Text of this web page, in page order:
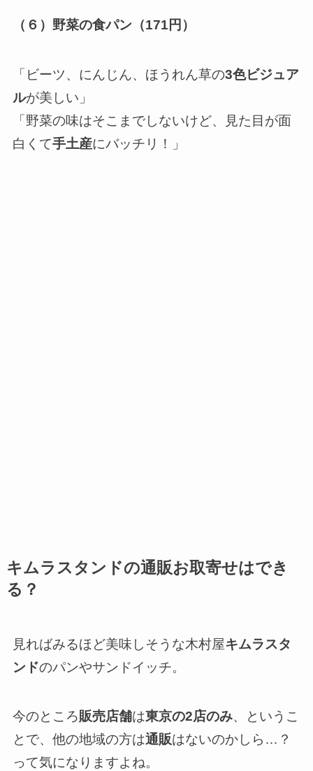
（６）野菜の食パン（171円）
「ビーツ、にんじん、ほうれん草の3色ビジュア
ルが美しい」
「野菜の味はそこまでしないけど、見た目が面
白くて手土産にバッチリ！」
キムラスタンドの通販お取寄せはでき
る？
見ればみるほど美味しそうな木村屋キムラスタ
ンドのパンやサンドイッチ。
今のところ販売店舗は東京の2店のみ、というこ
とで、他の地域の方は通販はないのかしら…？
って気になりますよね。